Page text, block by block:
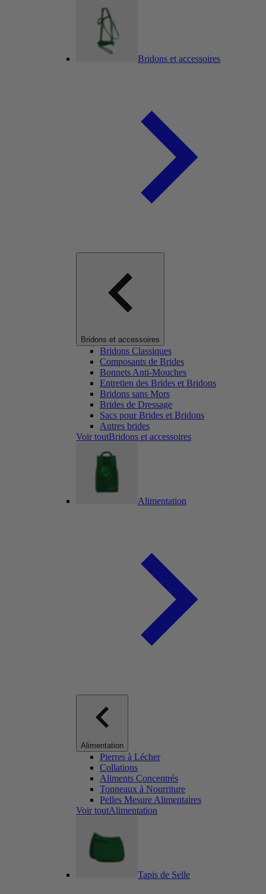
Bridons et accessoires
Bridons et accessoires
Bridons Classiques
Composants de Brides
Bonnets Anti-Mouches
Entretien des Brides et Bridons
Bridons sans Mors
Brides de Dressage
Sacs pour Brides et Bridons
Autres brides
Voir toutBridons et accessoires
Alimentation
Alimentation
Pierres à Lécher
Collations
Aliments Concentrés
Tonneaux à Nourriture
Pelles Mesure Alimentaires
Voir toutAlimentation
Tapis de Selle